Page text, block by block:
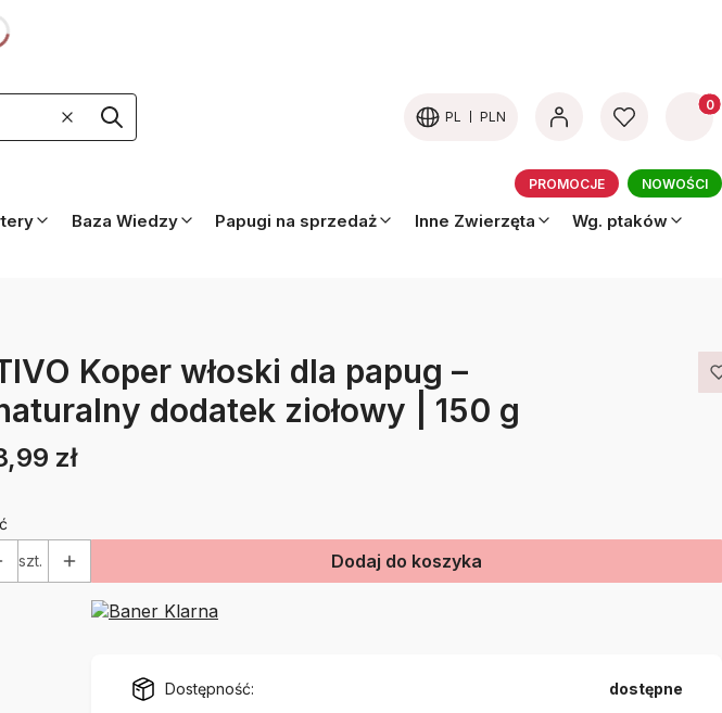
WyczyśćSzukaj PL PLN
PROMOCJE NOWOŚCI
Baza Wiedzy Papugi na sprzedaż Inne Zwierzęta
Wg. ptaków
Koper włoski dla papug –
dodatek ziołowy | 150 g
zł
szt.
Dodaj do koszyka
Dostępność: dostępne